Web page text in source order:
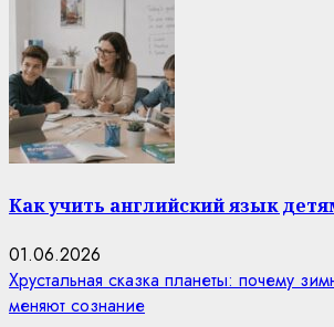
Как учить английский язык
01.06.2026
Хрустальная сказка планеты: почему
меняют сознание